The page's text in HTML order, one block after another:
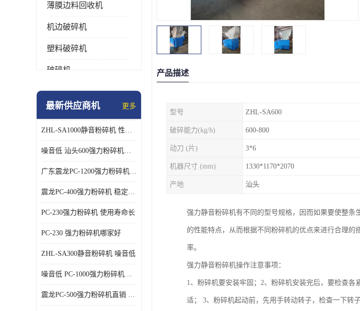
薄膜边料回收机
机边破碎机
塑料破碎机
破碎机
强力粉碎机
最新供应商机 更多
ZHL-SA1000静音粉碎机 性能稳定
噪音低 汕头600强力粉碎机直供
广东震龙PC-1200强力粉碎机 物超所值
震龙PC-400强力粉碎机 稳定性好
PC-230强力粉碎机 使用寿命长
PC-230 强力粉碎机哪家好
ZHL-SA300静音粉碎机 噪音低
噪音低 PC-1000强力粉碎机直供
震龙PC-500强力粉碎机直销 性价比高
产品描述
型号 ZHL-SA600
破碎能力(kg/h) 600-800
动刀 (片) 3*6
机器尺寸 (mm) 1330*1170*2070
产地 汕头
强力静音粉碎机有不同的型号规格，因而如果要使整
的性能特点，从而根据不同粉碎机的优点来进行合理
率。
强力静音粉碎机操作注意事项：
1、粉碎机要安装牢固；2、粉碎机安装完后，要检查
适； 3、粉碎机起动前，先用手转动转子，检查一下转